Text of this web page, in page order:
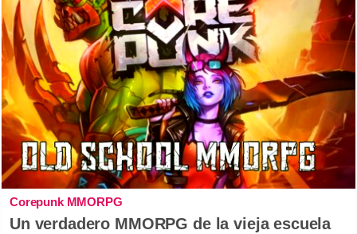
Corepunk MMORPG
Un verdadero MMORPG de la vieja escuela